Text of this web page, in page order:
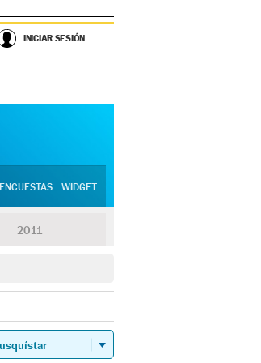
INICIAR SESIÓN
ENCUESTAS WIDGET
2011